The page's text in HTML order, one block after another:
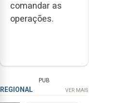
comandar as
operações.
PUB
REGIONAL VER MAIS